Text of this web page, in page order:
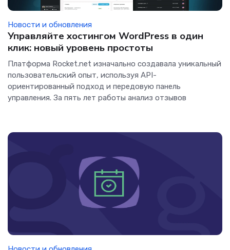
Новости и обновления
Управляйте хостингом WordPress в один
клик: новый уровень простоты
Платформа Rocket.net изначально создавала уникальный
пользовательский опыт, используя API-
ориентированный подход и передовую панель
управления. За пять лет работы анализ отзывов